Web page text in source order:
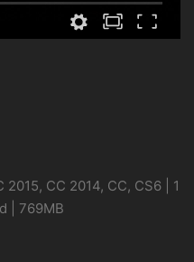
2015, CC 2014, CC, CS6 | 1
| 769MB